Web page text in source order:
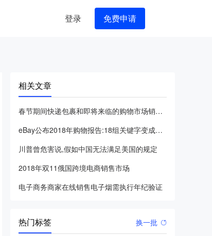
登录 免费申请
相关文章
春节期间快递包裹和即将来临的购物市场销售高峰
eBay公布2018年购物报告:18组关键字变成国外销售市场
川普曾危害说,假如中国无法满足美国的规定
2018年双11俄国跨境电商销售市场
电子商务商家在线销售电子烟需执行年纪验证
热门标签 换一批